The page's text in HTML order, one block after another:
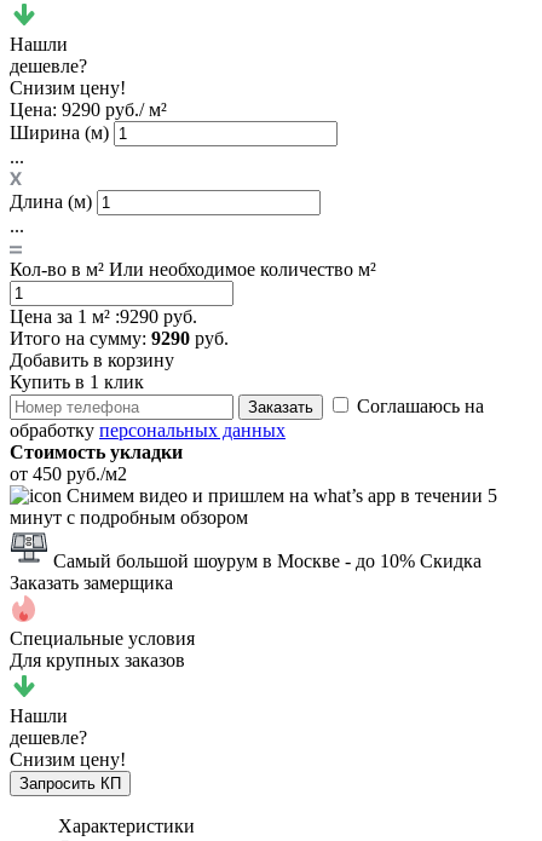
Нашли
дешевле?
Снизим цену!
Цена: 9290 руб./ м²
Ширина (м)
...
Длина (м)
...
Кол-во в м² Или необходимое количество м²
Цена за 1 м² :9290 руб.
Итого на сумму: 9290 руб.
Добавить в корзину
Купить в 1 клик
Заказать
Соглашаюсь на
обработку персональных данных
Стоимость укладки
от 450 руб./м2
Снимем видео и пришлем на what’s app в течении 5
минут с подробным обзором
Самый большой шоурум в Москве - до 10% Скидка
Заказать замерщика
Специальные условия
Для крупных заказов
Нашли
дешевле?
Снизим цену!
Запросить КП
Характеристики